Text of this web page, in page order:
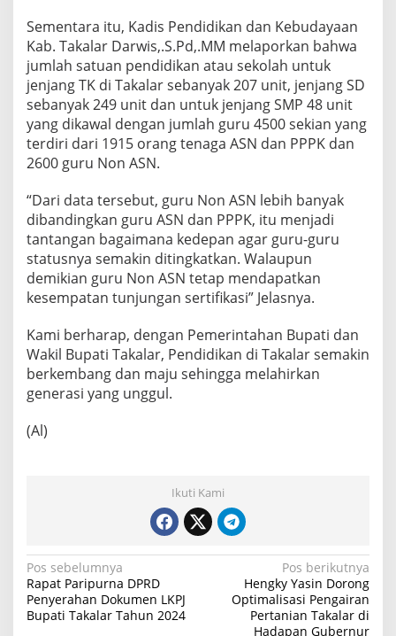
Sementara itu, Kadis Pendidikan dan Kebudayaan
Kab. Takalar Darwis,.S.Pd,.MM melaporkan bahwa
jumlah satuan pendidikan atau sekolah untuk
jenjang TK di Takalar sebanyak 207 unit, jenjang SD
sebanyak 249 unit dan untuk jenjang SMP 48 unit
yang dikawal dengan jumlah guru 4500 sekian yang
terdiri dari 1915 orang tenaga ASN dan PPPK dan
2600 guru Non ASN.
“Dari data tersebut, guru Non ASN lebih banyak
dibandingkan guru ASN dan PPPK, itu menjadi
tantangan bagaimana kedepan agar guru-guru
statusnya semakin ditingkatkan. Walaupun
demikian guru Non ASN tetap mendapatkan
kesempatan tunjungan sertifikasi” Jelasnya.
Kami berharap, dengan Pemerintahan Bupati dan
Wakil Bupati Takalar, Pendidikan di Takalar semakin
berkembang dan maju sehingga melahirkan
generasi yang unggul.
(Al)
Ikuti Kami
N
a
v
Pos sebelumnya
Rapat Paripurna DPRD
Penyerahan Dokumen LKPJ
Bupati Takalar Tahun 2024
Pos berikutnya
Hengky Yasin Dorong
Optimalisasi Pengairan
Pertanian Takalar di
Hadapan Gubernur